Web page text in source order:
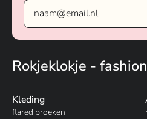
Rokjeklokje -
Kleding
flared broeken